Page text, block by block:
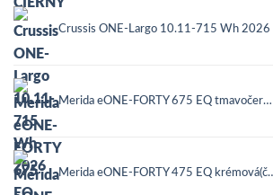
Crussis ONE-Largo 10.11-715 Wh 2026
Pôvodná
cena
bola:
2979,00 €.
Aktuálna
cena
je:
2669,00 €.
Merida eONE-FORTY 675 EQ tmavočervený(čierny) 2025
Pôvodná
cena
bola:
5599,00 €.
Aktuálna
cena
je:
3890,00 €.
Merida eONE-FORTY
Pôvodná
Aktuálna